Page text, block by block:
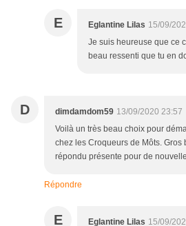
E Eglantine Lilas 15/09/
Je suis heureuse que ce
beau ressenti que tu en
D dimdamdom59 13/09/2020 23:57
Voilà un très beau choix pour
chez les Croqueurs de Môts. Gros
répondu présente pour de
Répondre
E Eglantine Lilas 15/09/